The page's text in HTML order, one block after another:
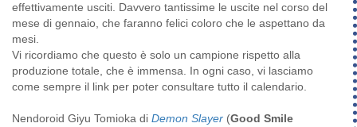
effettivamente usciti. Davvero tantissime le uscite nel corso del
mese di gennaio, che faranno felici coloro che le aspettano da
mesi.
Vi ricordiamo che questo è solo un campione rispetto alla
produzione totale, che è immensa. In ogni caso, vi lasciamo
come sempre il link per poter consultare tutto il calendario.
Nendoroid Giyu Tomioka di Demon Slayer (Good Smile